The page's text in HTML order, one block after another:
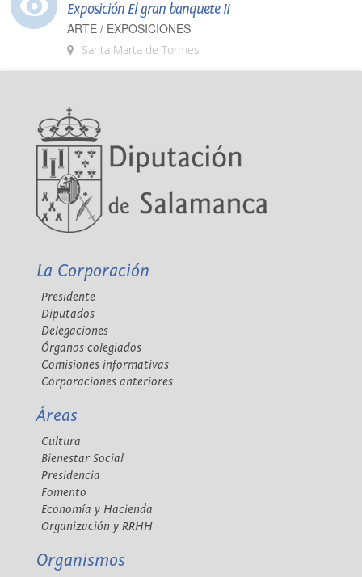
Exposición El gran banquete II
ARTE / EXPOSICIONES
Santa Marta de Tormes
La Corporación
Presidente
Diputados
Delegaciones
Órganos colegiados
Comisiones informativas
Corporaciones anteriores
Áreas
Cultura
Bienestar Social
Presidencia
Fomento
Economía y Hacienda
Organización y RRHH
Organismos